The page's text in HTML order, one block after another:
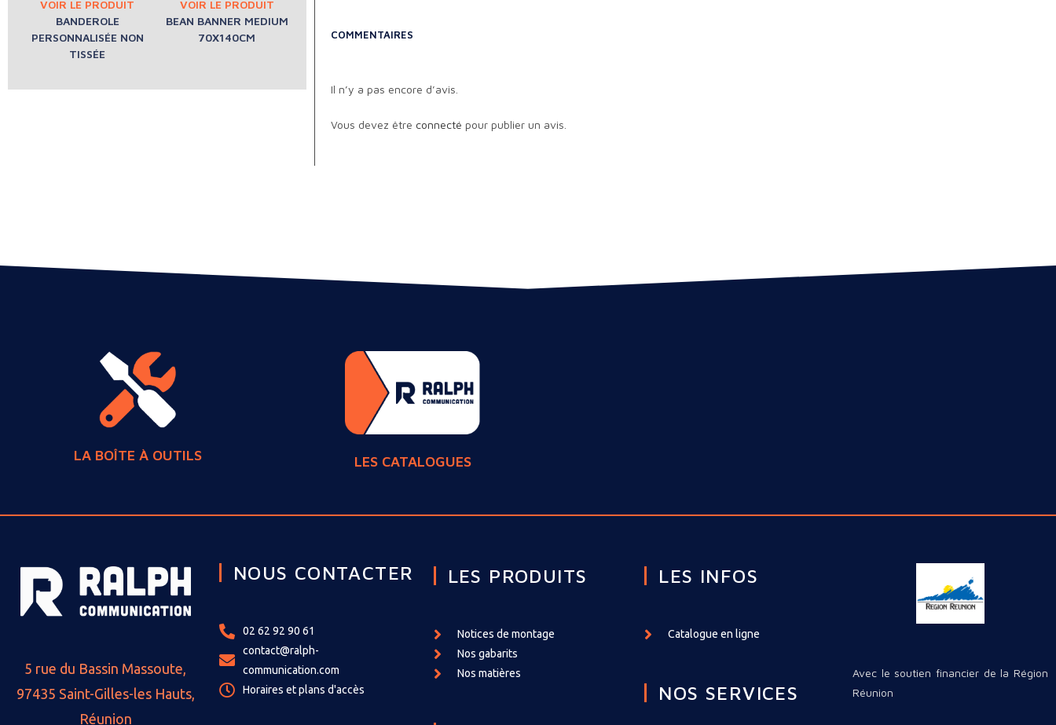
BANDEROLE
PERSONNALISÉE NON
TISSÉE
BEAN BANNER MEDIUM
70X140CM
COMMENTAIRES
Il n’y a pas encore d’avis.
Vous devez être connecté pour publier un avis.
LA BOÎTE À OUTILS LES CATALOGUES
5 rue du Bassin Massoute,
97435 Saint-Gilles-les Hauts,
Réunion
NOUS CONTACTER
02 62 92 90 61
contact@ralph-
communication.com
Horaires et plans d'accès
LES PRODUITS
Notices de montage
Nos gabarits
Nos matières
LES INFOS
Catalogue en ligne
NOS SERVICES
Avec le soutien financier de la Région
Réunion